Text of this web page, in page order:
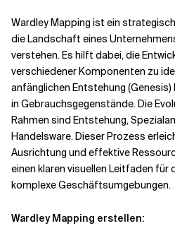
Wardley Mapping ist ein
die Landschaft eines
verstehen. Es hilft dabei, die
verschiedener Komponenten zu
anfänglichen Entstehung (Genesis)
in Gebrauchsgegenstände. Die
Rahmen sind Entstehung,
Handelsware. Dieser Prozess
Ausrichtung und effektive
einen klaren visuellen Leitfaden für
komplexe Geschäftsumgebungen.
Wardley Mapping erstellen: